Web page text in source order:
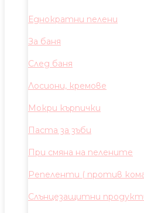
Еднократни пелени
За баня
След баня
Лосиони, кремове
Мокри кърпички
Паста за зъби
При смяна на пелените
Репеленти ( против
Слънцезащитни